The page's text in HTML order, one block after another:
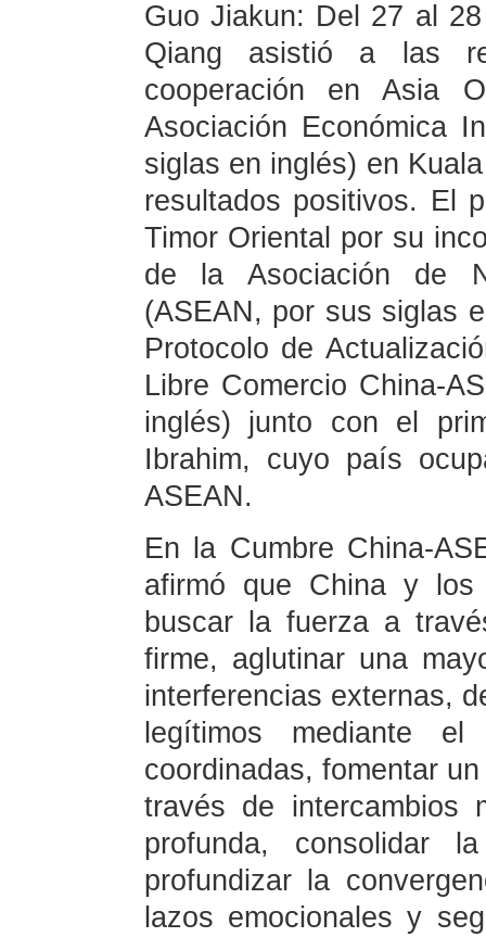
Guo Jiakun: Del 27 al
Qiang asistió a las
cooperación en Asia
Asociación Económica
siglas en inglés) en
resultados positivos. El
Timor Oriental por su
de la Asociación de
(ASEAN, por sus siglas
Protocolo de
Libre Comercio China-
inglés) junto con el
Ibrahim, cuyo país
ASEAN.
En la Cumbre China-
afirmó que China y
buscar la fuerza a
firme, aglutinar una
interferencias externas,
legítimos mediante
coordinadas, fomentar
través de intercambios
profunda, consolidar
profundizar la
lazos emocionales y